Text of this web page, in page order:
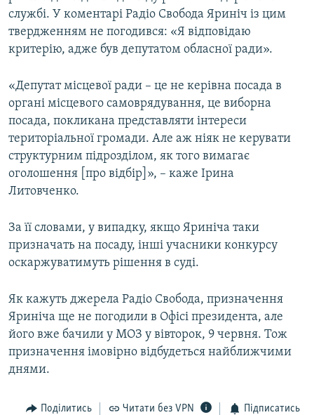
службі. У коментарі Радіо Свобода Яриніч із цим
твердженням не погодився: «Я відповідаю
критерію, адже був депутатом обласної ради».
«Депутат місцевої ради – це не керівна посада в
органі місцевого самоврядування, це виборна
посада, покликана представляти інтереси
територіальної громади. Але аж ніяк не керувати
структурним підрозділом, як того вимагає
оголошення [про відбір]», – каже Ірина
Литовченко.
За її словами, у випадку, якщо Яриніча таки
призначать на посаду, інші учасники конкурсу
оскаржуватимуть рішення в суді.
Як кажуть джерела Радіо Свобода, призначення
Яриніча ще не погодили в Офісі президента, але
його вже бачили у МОЗ у вівторок, 9 червня. Тож
призначення імовірно відбудеться найближчими
днями.
Поділитись Читати без VPN Підписатись